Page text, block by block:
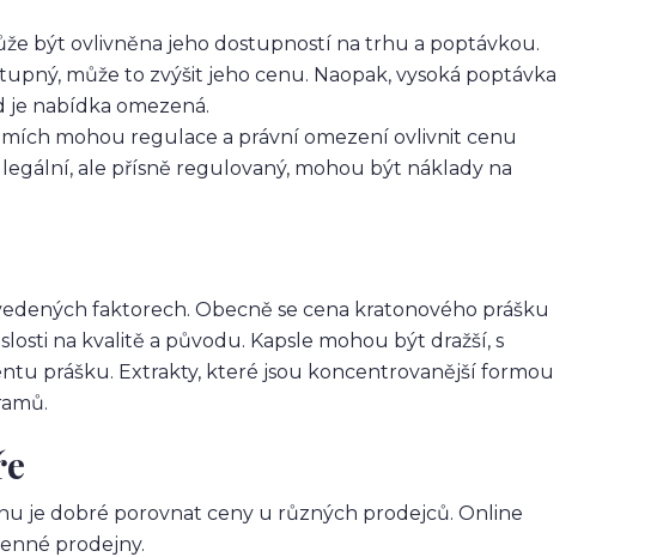
být ovlivněna jeho dostupností na trhu a poptávkou.
může to zvýšit jeho cenu. Naopak, vysoká poptávka
je nabídka omezená.
mohou regulace a právní omezení ovlivnit cenu
ale přísně regulovaný, mohou být náklady na
faktorech. Obecně se cena kratonového prášku
na kvalitě a původu. Kapsle mohou být dražší, s
prášku. Extrakty, které jsou koncentrovanější formou
je dobré porovnat ceny u různých prodejců. Online
prodejny.